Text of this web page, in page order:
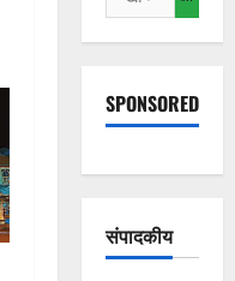
को
खोजें:
SPONSORED
संपादकीय